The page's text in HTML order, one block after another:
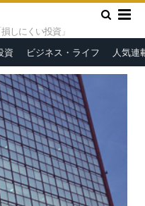
しにくい投資」
資 ビジネス・ライフ 人気連
ガロホールディングス—【オー
アIDZ立川居住用分譲住戸完